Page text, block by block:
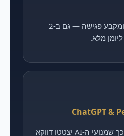
קולט כל פנייה, מסנן ומקבע פגישה — גם ב-2
מלא.
בונים את התוכן שלך כך שמנועי ה-AI יצטטו דווקא